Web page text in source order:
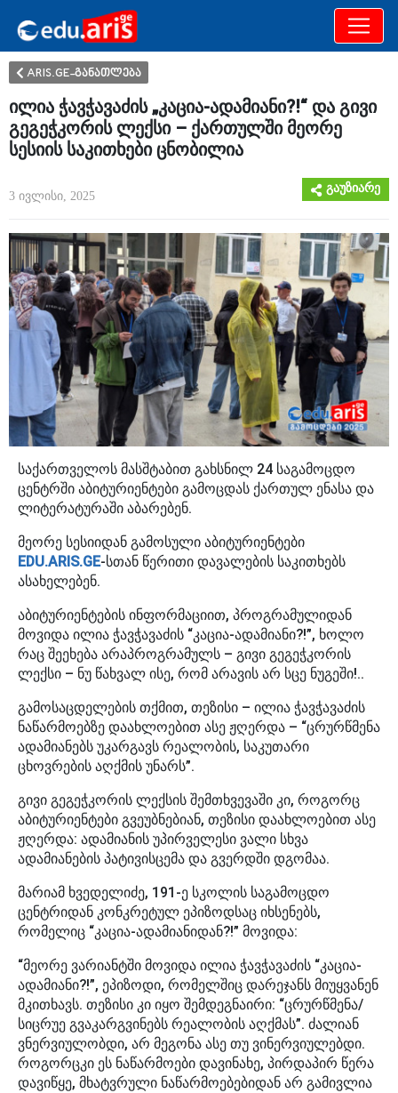
განათლება
ARIS.GE-განათლება
ილია ჭავჭავაძის „კაცია-ადამიანი?!“ და გივი
გეგეჭკორის ლექსი – ქართულში მეორე
სესიის საკითხები ცნობილია
3 ივლისი, 2025
გაუზიარე
საქართველოს მასშტაბით გახსნილ 24 საგამოცდო
ცენტრში აბიტურიენტები გამოცდას ქართულ ენასა და
ლიტერატურაში აბარებენ.
მეორე სესიიდან გამოსული აბიტურიენტები
EDU.ARIS.GE-სთან წერითი დავალების საკითხებს
ასახელებენ.
აბიტურიენტების ინფორმაციით, პროგრამულიდან
მოვიდა ილია ჭავჭავაძის “კაცია-ადამიანი?!”, ხოლო
რაც შეეხება არაპროგრამულს – გივი გეგეჭკორის
ლექსი – ნუ წახვალ ისე, რომ არავის არ სცე ნუგეში!..
გამოსაცდელების თქმით, თეზისი – ილია ჭავჭავაძის
ნაწარმოებზე დაახლოებით ასე ჟღერდა – “ცრურწმენა
ადამიანებს უკარგავს რეალობის, საკუთარი
ცხოვრების აღქმის უნარს”.
გივი გეგეჭკორის ლექსის შემთხვევაში კი, როგორც
აბიტურიენტები გვეუბნებიან, თეზისი დაახლოებით ასე
ჟღერდა: ადამიანის უპირველესი ვალი სხვა
ადამიანების პატივისცემა და გვერდში დგომაა.
მარიამ ხვედელიძე, 191-ე სკოლის საგამოცდო
ცენტრიდან კონკრეტულ ეპიზოდსაც იხსენებს,
რომელიც “კაცია-ადამიანიდან?!” მოვიდა:
“მეორე ვარიანტში მოვიდა ილია ჭავჭავაძის “კაცია-
ადამიანი?!”, ეპიზოდი, რომელშიც დარეჯანს მიუყვანენ
მკითხავს. თეზისი კი იყო შემდეგნაირი: “ცრურწმენა/
სიცრუე გვაკარგვინებს რეალობის აღქმას”. ძალიან
ვნერვიულობდი, არ მეგონა ასე თუ ვინერვიულებდი.
როგორცკი ეს ნაწარმოები დავინახე, პირდაპირ წერა
დავიწყე, მხატვრული ნაწარმოებებიდან არ გამივლია